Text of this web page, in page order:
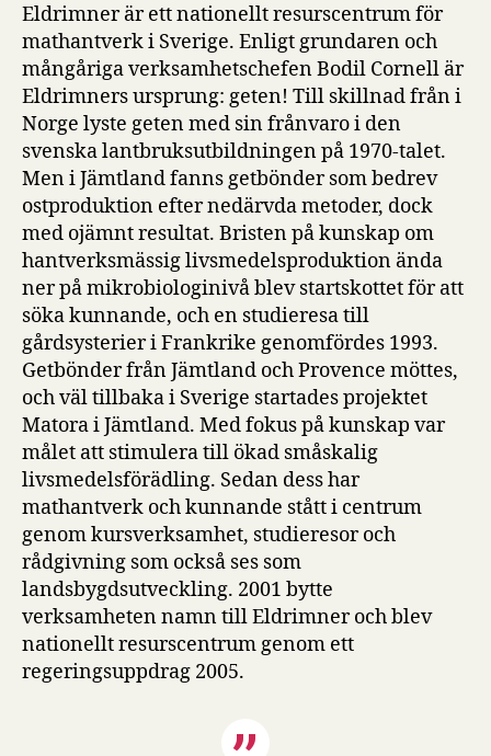
Eldrimner är ett nationellt resurscentrum för
mathantverk i Sverige. Enligt grundaren och
mångåriga verksamhetschefen Bodil Cornell är
Eldrimners ursprung: geten! Till skillnad från i
Norge lyste geten med sin frånvaro i den
svenska lantbruksutbildningen på 1970-talet.
Men i Jämtland fanns getbönder som bedrev
ostproduktion efter nedärvda metoder, dock
med ojämnt resultat. Bristen på kunskap om
hantverksmässig livsmedelsproduktion ända
ner på mikrobiologinivå blev startskottet för att
söka kunnande, och en studieresa till
gårdsysterier i Frankrike genomfördes 1993.
Getbönder från Jämtland och Provence möttes,
och väl tillbaka i Sverige startades projektet
Matora i Jämtland. Med fokus på kunskap var
målet att stimulera till ökad småskalig
livsmedelsförädling. Sedan dess har
mathantverk och kunnande stått i centrum
genom kursverksamhet, studieresor och
rådgivning som också ses som
landsbygdsutveckling. 2001 bytte
verksamheten namn till Eldrimner och blev
nationellt resurscentrum genom ett
regeringsuppdrag 2005.